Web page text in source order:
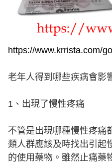
https://www.krrista.com/
老年人得到哪些疾病會影
1、出現了慢性疼痛
不管是出現哪種慢性疼痛
類人群應該及時找出引起
的使用藥物。雖然止痛藥